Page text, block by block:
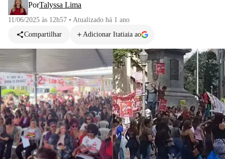
PorTalyssa Lima
11/06/2025 às 12h57 • Atualizado há 1 ano
Compartilhar
Adicionar Itatiaia ao